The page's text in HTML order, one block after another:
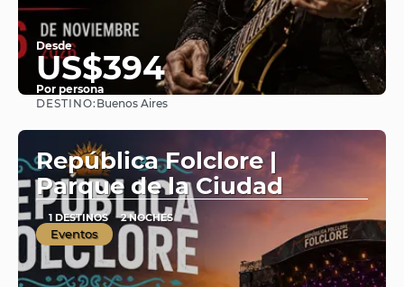
Desde
US$394
Por persona
DESTINO: Buenos Aires
República Folclore |
Parque de la Ciudad
1 DESTINOS 2 NOCHES
Eventos